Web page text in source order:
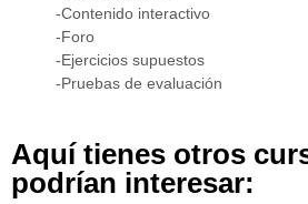
-Contenido interactivo
-Foro
-Ejercicios supuestos
-Pruebas de evaluación
Aquí tienes otros
podrían interesar: